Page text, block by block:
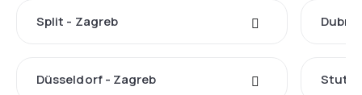
Split - Zagreb
Düsseldorf - Zagreb